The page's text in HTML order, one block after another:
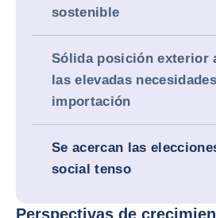
sostenible
Sólida posición exterior
las elevadas
importación
Se acercan las
social tenso
Perspectivas de